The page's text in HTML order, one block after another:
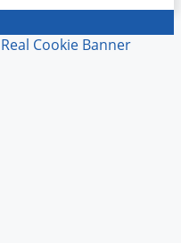
Cookie Banner